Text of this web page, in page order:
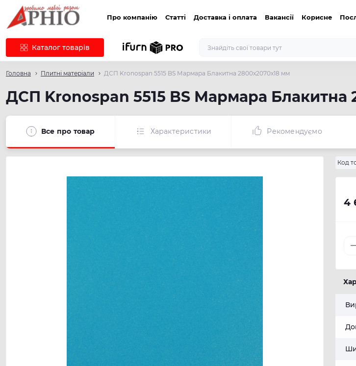
Про компанію Статті Доставка і оплата Вакансії Корисне
Каталог товарів
Головна Плитні матеріали ДСП Kronospan 5515 BS Мармара Блакитна 2800x2070x18 мм
ДСП Kronospan 5515 BS Мармара Блакитна
Все про товар Характеристики Рекомендуємо
Код
4